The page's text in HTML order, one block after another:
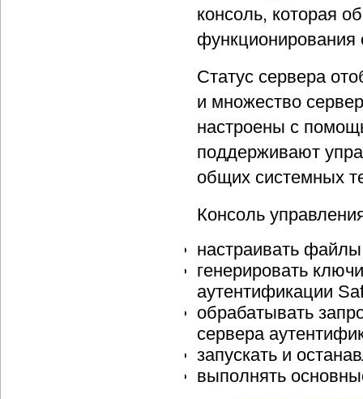
консоль, которая
функционирования
Статус сервера
и множество
настроены с
поддерживают
общих системных
Консоль
настраивать
генерировать
аутентификации
обрабатывать
сервера
запускать и
выполнять